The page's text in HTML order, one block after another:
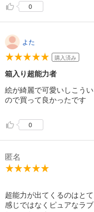
0
よた
購入済み
箱入り超能力者
絵が綺麗で可愛いしこう
ので買って良かったです
0
匿名
超能力が出てくるのはと
感じではなくピュアなラ